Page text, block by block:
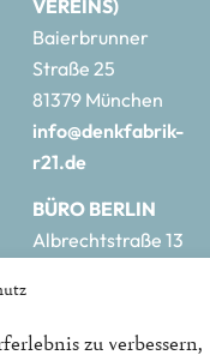
zu verbessern,
VEREINS)
Baierbrunner
Straße 25
81379 München
info@denkfabrik-
r21.de
BÜRO BERLIN
Albrechtstraße 13
r21.de